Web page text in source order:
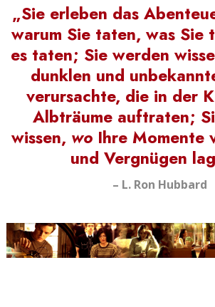
„Sie erleben das
warum Sie taten, was Sie
es taten; Sie werden
dunklen und
verursachte, die in der
Albträume auftraten;
wissen, wo Ihre Momente
und Vergnügen
– L. Ron Hubbard